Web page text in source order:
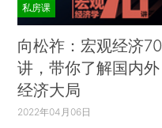
私房课
向松祚：宏观经济70
讲，带你了解国内外
经济大局
2022年04月06日